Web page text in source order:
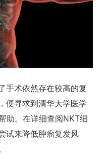
手术依然存在较高的复
便寻求到清华大学医学
助。在详细查阅NKT细
试来降低肿瘤复发风